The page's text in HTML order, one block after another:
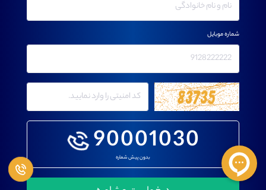
90001030
بدون پیش شماره
شماره موبایل